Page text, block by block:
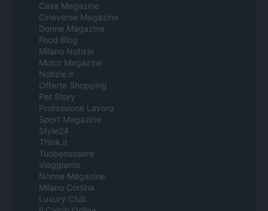
Casa Magazine
Cineverse Magazine
Donne Magazine
Food Blog
Milano Notizie
Motor Magazine
Notizie.it
Offerte Shopping
Pet Story
Professione Lavoro
Sport Magazine
Style24
Think.it
Tuobenessere
Viaggiamo
Nonne Magazine
Milano Cortina
Luxury Club